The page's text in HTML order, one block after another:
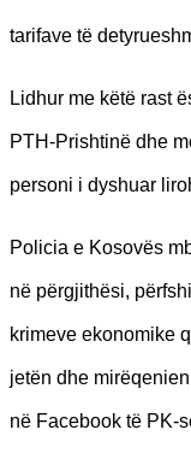
tarifave të
Lidhur me këtë rast
PTH-Prishtinë dhe
personi i dyshuar
Policia e Kosovës
në përgjithësi,
krimeve ekonomike
jetën dhe
në Facebook të PK-